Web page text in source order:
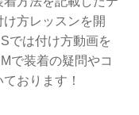
方レッスンを開
では付け方動画を
で装着の疑問やコ
おります！